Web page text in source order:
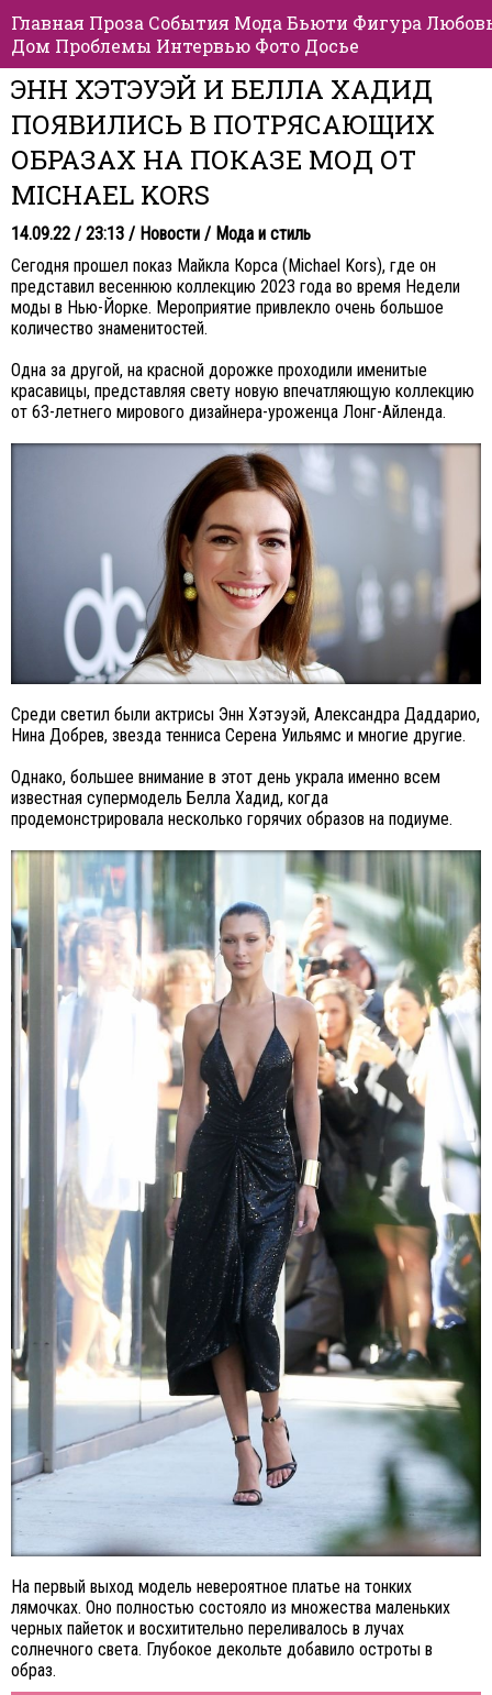
Главная Проза События Мода Бьюти Фигура
Дом Проблемы Интервью Фото Досье
ЭНН ХЭТЭУЭЙ И БЕЛЛА ХАДИД
ПОЯВИЛИСЬ В ПОТРЯСАЮЩИХ
ОБРАЗАХ НА ПОКАЗЕ МОД ОТ
MICHAEL KORS
14.09.22 / 23:13 / Новости / Мода и стиль
Сегодня прошел показ Майкла Корса (Michael Kors), где он
представил весеннюю коллекцию 2023 года во время Недели
моды в Нью-Йорке. Мероприятие привлекло очень большое
количество знаменитостей.
Одна за другой, на красной дорожке проходили именитые
красавицы, представляя свету новую впечатляющую коллекцию
от 63-летнего мирового дизайнера-уроженца Лонг-Айленда.
Среди светил были актрисы Энн Хэтэуэй, Александра Даддарио,
Нина Добрев, звезда тенниса Серена Уильямс и многие другие.
Однако, большее внимание в этот день украла именно всем
известная супермодель Белла Хадид, когда
продемонстрировала несколько горячих образов на подиуме.
На первый выход модель невероятное платье на тонких
лямочках. Оно полностью состояло из множества маленьких
черных пайеток и восхитительно переливалось в лучах
солнечного света. Глубокое декольте добавило остроты в
образ.